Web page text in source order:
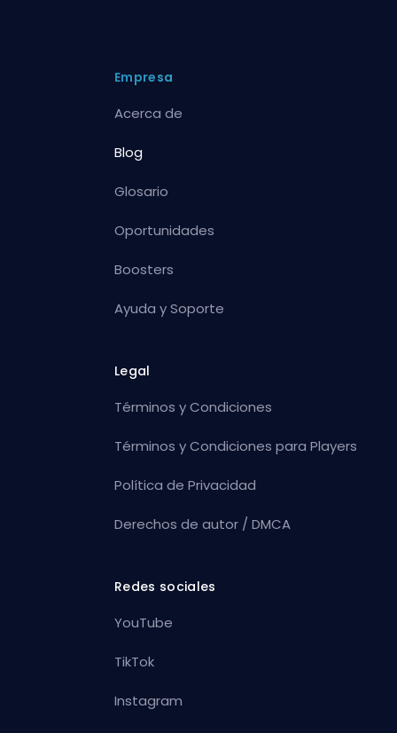
Empresa
Acerca de
Blog
Glosario
Oportunidades
Boosters
Ayuda y Soporte
Legal
Términos y Condiciones
Términos y Condiciones para Players
Política de Privacidad
Derechos de autor / DMCA
Redes sociales
YouTube
TikTok
Instagram